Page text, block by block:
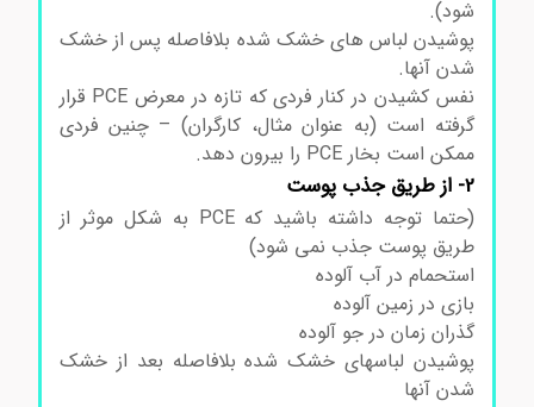
شود).
پوشیدن لباس های خشک شده بلافاصله پس از خشک
شدن آنها.
نفس کشیدن در کنار فردی که تازه در معرض PCE قرار
گرفته است (به عنوان مثال، کارگران) – چنین فردی
ممکن است بخار PCE را بیرون دهد.
خرید پرکلرواتیلن
(حتما توجه داشته باشید که PCE به شکل موثر از
طریق پوست جذب نمی شود)
استحمام در آب آلوده
بازی در زمین آلوده
گذران زمان در جو آلوده
پوشیدن لباسهای خشک شده بلافاصله بعد از خشک
شدن آنها